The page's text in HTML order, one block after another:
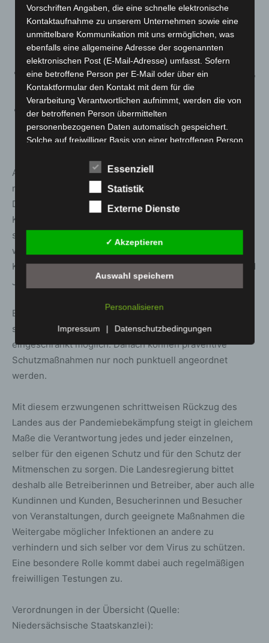
behinderte Menschen sowie vergleichbare Angebote
der Eingliederungshilfe erfolgt eine Anpassung an die
ab 19. März geltenden Regelungen des § 28a Abs. 10
Satz 3 IfSG i.V. m § 28a Abs. 8 Nr. 4 IfSG.
Die Regelungen des § 20 Wahlen werden aufgehoben,
sie fallen ersatzlos weg.
Die Geltungsdauer der Verordnung vom 23. Februar
2022 wird verlängert, sie tritt mit Ablauf des 2. April
2022 außer Kraft.
Ab dem 3. April 2022 kann das Land Schutzmaßnahmen
nur noch in wenigen Bereichen verbindlich anordnen.
Dazu gehören beispielsweise Maskenpflichten in
Kranken- und Pflegeeinrichtungen, Heimen, Arztpraxen
sowie im öffentlichen Personennahverkehr. Testungen
werden dann als Zugangsvoraussetzung nurmehr in
Kranken- und Pflegeeinrichtungen, Heimen, Schulen und
Justizvollzugsanstalten vorgegeben werden können.
Ein hoher staatlich angeordneter Infektionsschutz ist
schon in den nächsten zwei Wochen nur noch
eingeschränkt möglich. Danach können präventive
Schutzmaßnahmen nur noch punktuell angeordnet
werden.
Mit diesem erzwungenen schrittweisen Rückzug des
Landes aus der Pandemiebekämpfung steigt in gleichem
Maße die Verantwortung jedes und jeder einzelnen,
selber für den eigenen Schutz und für den Schutz der
Mitmenschen zu sorgen. Die Landesregierung bittet
deshalb alle Betreiberinnen und Betreiber, aber auch alle
Kundinnen und Kunden, Besucherinnen und Besucher
von Veranstaltungen, durch geeignete Maßnahmen die
Weitergabe möglicher Infektionen an andere zu
verhindern und sich selber vor dem Virus zu schützen.
Eine besondere Rolle kommt dabei auch regelmäßigen
freiwilligen Testungen zu.
Verordnungen in der Übersicht (Quelle:
Niedersächsische Staatskanzlei):
Vorschriften Angaben, die eine schnelle elektronische
Kontaktaufnahme zu unserem Unternehmen sowie eine
unmittelbare Kommunikation mit uns ermöglichen, was
ebenfalls eine allgemeine Adresse der sogenannten
elektronischen Post (E-Mail-Adresse) umfasst. Sofern
eine betroffene Person per E-Mail oder über ein
Kontaktformular den Kontakt mit dem für die
Verarbeitung Verantwortlichen aufnimmt, werden die von
der betroffenen Person übermittelten
personenbezogenen Daten automatisch gespeichert.
Solche auf freiwilliger Basis von einer betroffenen Person
übermittelten personenbezogenen Daten werden für
Zwecke der Bearbeitung oder der Kontaktaufnahme zur
betroffenen Person gespeichert. Es erfolgt keine
Weitergabe dieser personenbezogenen Daten an Dritte.
Kommentarfunktion im Blog auf der
Internetseite
Wir bieten den Nutzern auf einem Blog, der sich auf der
Internetseite des für die Verarbeitung Verantwortlichen
einzelnen Blog-Beiträgen zu hinterlassen. Ein Blog ist ein
auf einer Internetseite geführtes, in der Regel öffentlich
einsehbares Portal, in welchem eine oder mehrere
Personen, die Blogger oder Web-Blogger genannt
werden, Artikel posten oder Gedanken in sogenannten
Blogposts niederschreiben können. Die Blogposts
Hinterlässt eine betroffene Person einen Kommentar in
dem auf dieser Internetseite veröffentlichten Blog,
werden neben den von der betroffenen Person
hinterlassenen Kommentaren auch Angaben zum
Zeitpunkt der Kommentareingabe sowie zu dem von der
betroffenen Person gewählten Nutzernamen
(Pseudonym) gespeichert und veröffentlicht. Ferner wird
die vom Internet-Service-Provider (ISP) der betroffenen
Person vergebene IP-Adresse mitprotokolliert. Diese
Speicherung der IP-Adresse erfolgt aus
Rechte Dritter verletzt oder rechtswidrige Inhalte postet.
Die Speicherung dieser personenbezogenen Daten
Verarbeitung Verantwortlichen, damit sich dieser im Falle
einer Rechtsverletzung gegebenenfalls exkulpieren
Essenziell
Statistik
Externe Dienste
✓ Akzeptieren
Auswahl speichern
Personalisieren
Impressum | Datenschutzbedingungen